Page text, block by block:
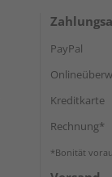
PayPal
Kreditkarte
Rechnung*
*Bonität